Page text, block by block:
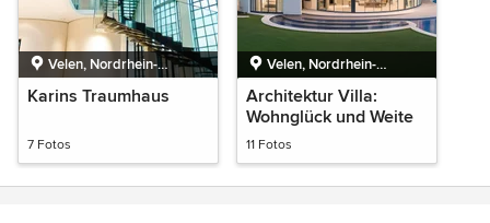
Velen, Nordrhein-
Westfalen
Karins Traumhaus
7 Fotos
Velen, Nordrhein-
Westfalen
Architektur Villa:
Wohnglück und Weite
11 Fotos